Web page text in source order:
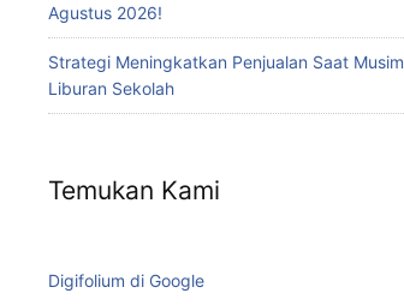
Agustus 2026!
Strategi Meningkatkan Penjualan Saat Musim
Liburan Sekolah
Temukan Kami
Digifolium di Google